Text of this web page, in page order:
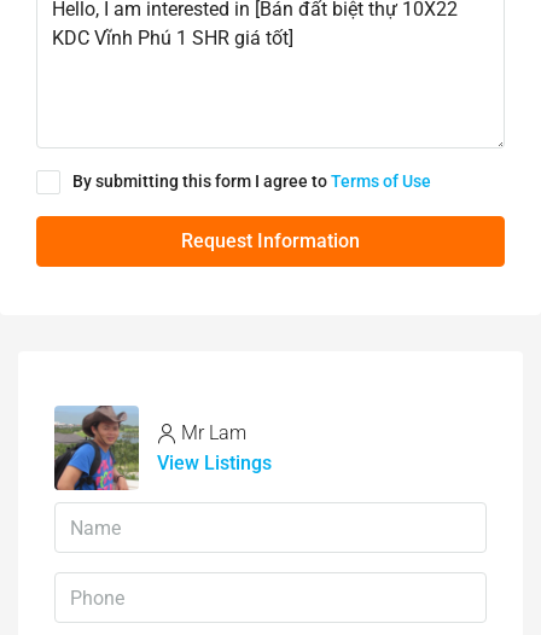
By submitting this form I agree toTerms of Use
Request Information
Mr Lam
View Listings